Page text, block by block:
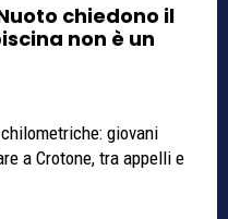
chiedono il
non è un
giovani
a Crotone, tra appelli e